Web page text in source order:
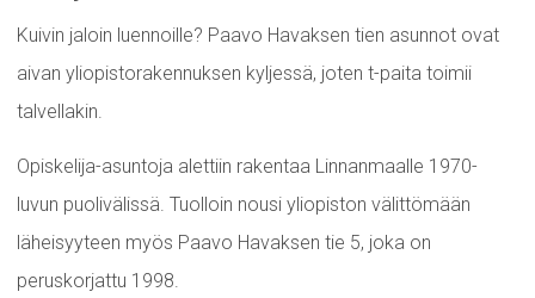
Kuivin jaloin luennoille? Paavo Havaksen tien asunnot ovat
aivan yliopistorakennuksen kyljessä, joten t-paita toimii
talvellakin.
Opiskelija-asuntoja alettiin rakentaa Linnanmaalle 1970-
luvun puolivälissä. Tuolloin nousi yliopiston välittömään
läheisyyteen myös Paavo Havaksen tie 5, joka on
peruskorjattu 1998.